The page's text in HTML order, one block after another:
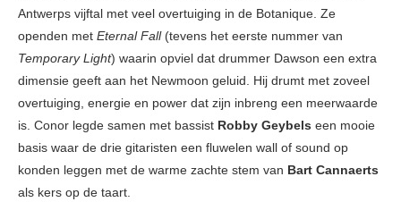
Antwerps vijftal met veel overtuiging in de Botanique. Ze
openden met Eternal Fall(tevens het eerste nummer van
Temporary Light) waarin opviel dat drummer Dawson een extra
dimensie geeft aan het Newmoon geluid. Hij drumt met zoveel
overtuiging, energie en power dat zijn inbreng een meerwaarde
is. Conor legde samen met bassist Robby Geybels een mooie
basis waar de drie gitaristen een fluwelen wall of sound op
konden leggen met de warme zachte stem van Bart Cannaerts
als kers op de taart.